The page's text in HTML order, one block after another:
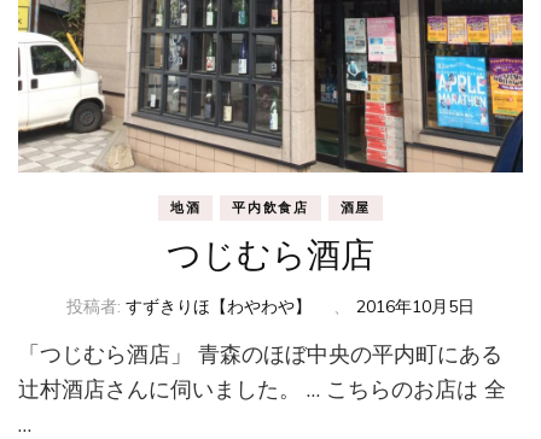
地酒 平内飲食店 酒屋
つじむら酒店
投稿者: すずきりほ【わやわや】 、 2016年10月5日
「つじむら酒店」 青森のほぼ中央の平内町にある
辻村酒店さんに伺いました。 … こちらのお店は 全
…